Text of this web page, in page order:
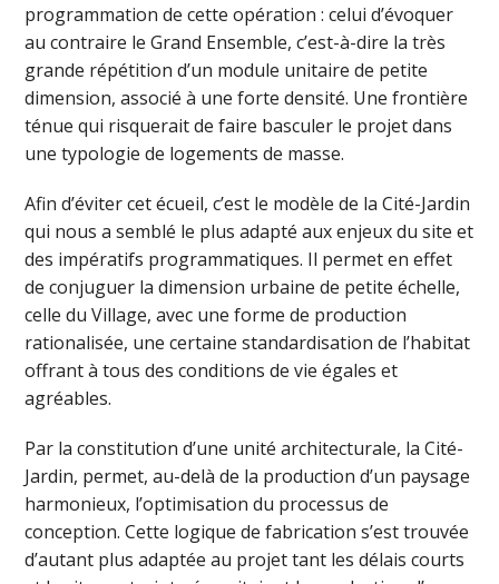
programmation de cette opération : celui d’évoquer
au contraire le Grand Ensemble, c’est-à-dire la très
grande répétition d’un module unitaire de petite
dimension, associé à une forte densité. Une frontière
ténue qui risquerait de faire basculer le projet dans
une typologie de logements de masse.
Afin d’éviter cet écueil, c’est le modèle de la Cité-Jardin
qui nous a semblé le plus adapté aux enjeux du site et
des impératifs programmatiques. Il permet en effet
de conjuguer la dimension urbaine de petite échelle,
celle du Village, avec une forme de production
rationalisée, une certaine standardisation de l’habitat
offrant à tous des conditions de vie égales et
agréables.
Par la constitution d’une unité architecturale, la Cité-
Jardin, permet, au-delà de la production d’un paysage
harmonieux, l’optimisation du processus de
conception. Cette logique de fabrication s’est trouvée
d’autant plus adaptée au projet tant les délais courts